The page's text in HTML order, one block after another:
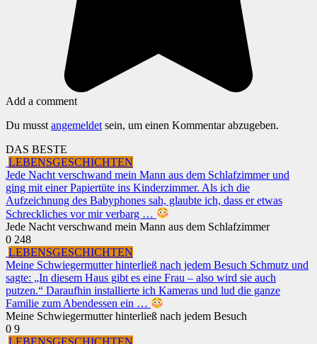
Add a comment
Du musst angemeldet sein, um einen Kommentar abzugeben.
DAS BESTE
LEBENSGESCHICHTEN
Jede Nacht verschwand mein Mann aus dem Schlafzimmer und
ging mit einer Papiertüte ins Kinderzimmer. Als ich die
Aufzeichnung des Babyphones sah, glaubte ich, dass er etwas
Schreckliches vor mir verbarg …
Jede Nacht verschwand mein Mann aus dem Schlafzimmer
0 248
LEBENSGESCHICHTEN
Meine Schwiegermutter hinterließ nach jedem Besuch Schmutz und
sagte: „In diesem Haus gibt es eine Frau – also wird sie auch
putzen.“ Daraufhin installierte ich Kameras und lud die ganze
Familie zum Abendessen ein …
Meine Schwiegermutter hinterließ nach jedem Besuch
0 9
LEBENSGESCHICHTEN